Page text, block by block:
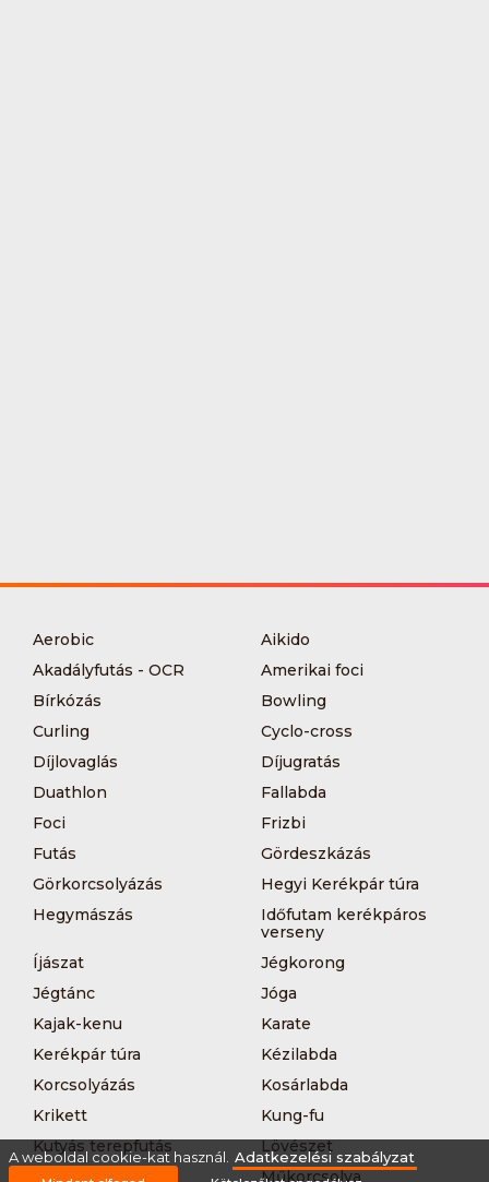
Aerobic
Aikido
Akadályfutás - OCR
Amerikai foci
Bírkózás
Bowling
Curling
Cyclo-cross
Díjlovaglás
Díjugratás
Duathlon
Fallabda
Foci
Frizbi
Futás
Gördeszkázás
Görkorcsolyázás
Hegyi Kerékpár túra
Hegymászás
Időfutam kerékpáros
verseny
Íjászat
Jégkorong
Jégtánc
Jóga
Kajak-kenu
Karate
Kerékpár túra
Kézilabda
Korcsolyázás
Kosárlabda
Krikett
Kung-fu
Kutyás terepfutás
Lövészet
MTB-
Műkorcsolya
A weboldal cookie-kat használ. Adatkezelési szabályzat